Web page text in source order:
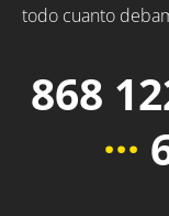
todo cuanto
868
···